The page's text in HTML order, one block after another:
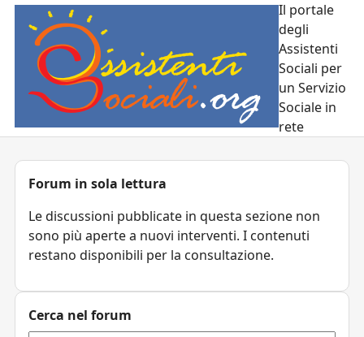
Il portale
degli
Assistenti
Sociali per
un Servizio
Sociale in
rete
Forum in sola lettura
Le discussioni pubblicate in questa sezione non
sono più aperte a nuovi interventi. I contenuti
restano disponibili per la consultazione.
Cerca nel forum